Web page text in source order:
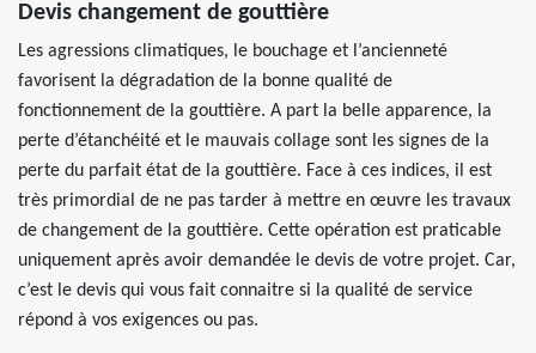
Devis changement de gouttière
Les agressions climatiques, le bouchage et l’ancienneté
favorisent la dégradation de la bonne qualité de
fonctionnement de la gouttière. A part la belle apparence, la
perte d’étanchéité et le mauvais collage sont les signes de la
perte du parfait état de la gouttière. Face à ces indices, il est
très primordial de ne pas tarder à mettre en œuvre les travaux
de changement de la gouttière. Cette opération est praticable
uniquement après avoir demandée le devis de votre projet. Car,
c’est le devis qui vous fait connaitre si la qualité de service
répond à vos exigences ou pas.